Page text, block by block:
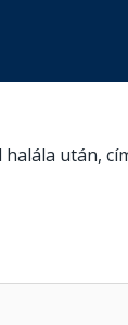
halála után,